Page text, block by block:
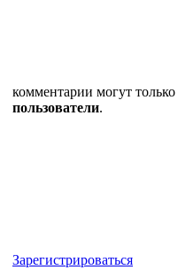
комментарии могут только
пользователи.
Зарегистрироваться